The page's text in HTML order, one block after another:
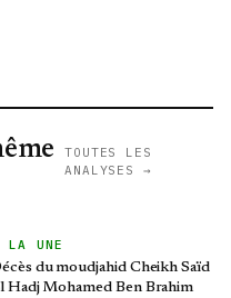
TOUTES LES
ANALYSES →
LA UNE
du moudjahid Cheikh Saïd
Hadj Mohamed Ben Brahim